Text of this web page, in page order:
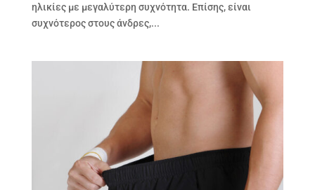
ηλικίες με μεγαλύτερη συχνότητα. Επίσης, είναι
συχνότερος στους άνδρες,...